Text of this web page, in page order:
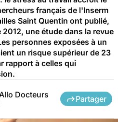
français de l'Inserm
Saint Quentin ont publié,
une étude dans la revue
personnes exposées à un
un risque supérieur de 23
rapport à celles qui
Docteurs Partager